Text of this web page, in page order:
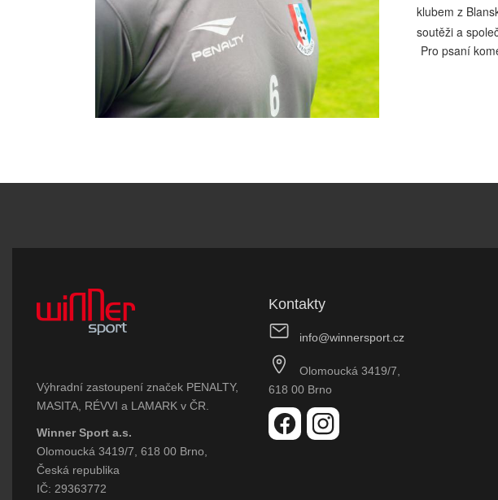
klubem z
soutěži a
Pro psaní
Výhradní zastoupení značek PENALTY,
MASITA, RÉVVI a LAMARK v ČR.
Winner Sport a.s.
Olomoucká 3419/7, 618 00 Brno,
Česká republika
IČ: 29363772
Kontakty
info@winnersport.cz
Olomoucká 3419/7,
618 00 Brno